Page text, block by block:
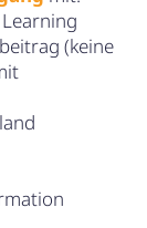
(keine